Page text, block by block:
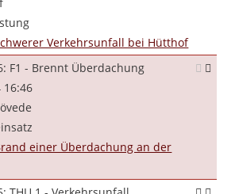
Verkehrsunfall bei Hütthof
F1 - Brennt Überdachung
16:46
einer Überdachung an der